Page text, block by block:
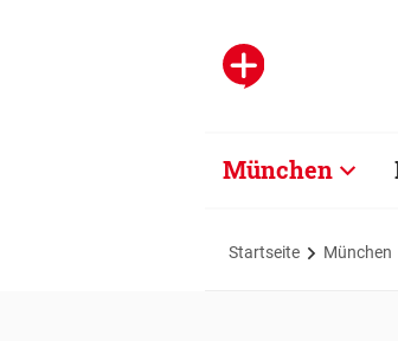
München
Startseite München